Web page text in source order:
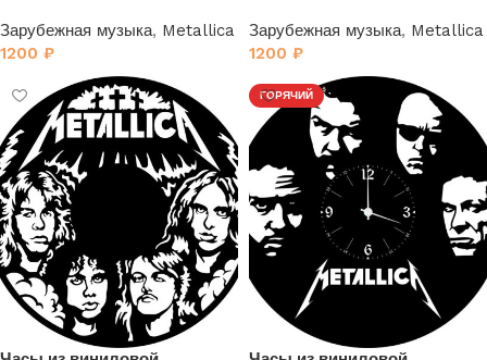
Зарубежная музыка, Metallica
1200 ₽
Зарубежная музыка, Metallica
1200 ₽
ГОРЯЧИЙ